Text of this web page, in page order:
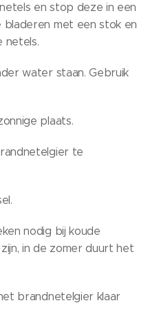
en stop deze in een
bladeren met een stok en
netels.
water staan. Gebruik
plaats.
te
nodig bij koude
in de zomer duurt het
brandnetelgier klaar